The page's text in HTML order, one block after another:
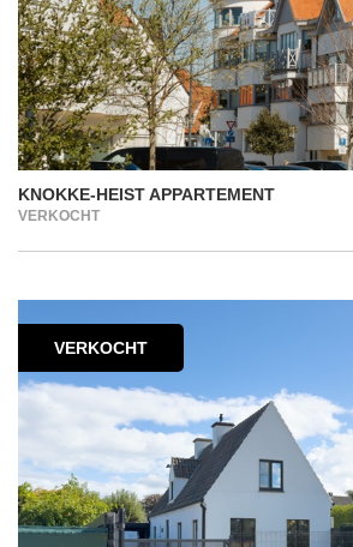
KNOKKE-HEIST APPARTEMENT
VERKOCHT
VERKOCHT